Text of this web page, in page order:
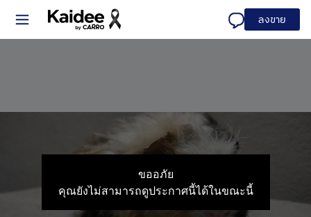
ลงขาย
ขออภัย
คุณยังไม่สามารถดูประกาศนี้ได้ในขณะนี้